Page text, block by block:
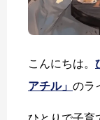
こんにちは。
アチル」 のラ